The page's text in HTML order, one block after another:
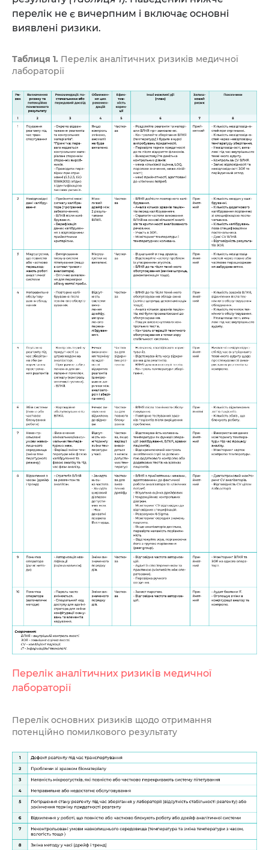
перелік не є вичерпним і включає основні
виявлені ризики.
Таблиця 1. Перелік аналітичних ризиків медичної
лабораторії
Перелік аналітичних ризиків медичної
лабораторії
Перелік основних ризиків щодо отримання
потенційно помилкового результату